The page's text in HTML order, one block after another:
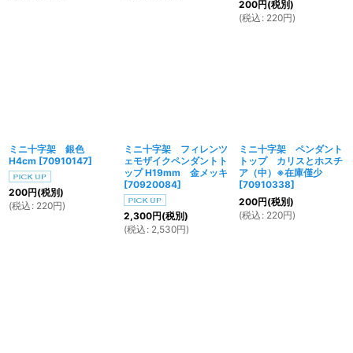
200円(税別)
(税込 : 220円)
ミニ十字架 銀色
H4cm [70910147]
200円(税別)
(税込 : 220円)
ミニ十字架 フィレンツ
ェモザイクペンダントト
ップ H19mm 金メッキ
[70920084]
2,300円(税別)
(税込 : 2,530円)
ミニ十字架 ペンダント
トップ カリスとホスチ
ア（中）※在庫僅少
[70910338]
200円(税別)
(税込 : 220円)